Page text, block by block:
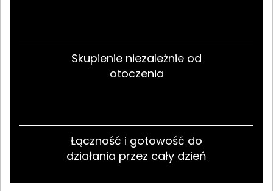
Skupienie niezależnie od
otoczenia
Łączność i gotowość do
działania przez cały dzień